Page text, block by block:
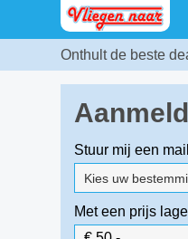
Onthult de beste
Stuur mij een
Kies uw
Met een prijs